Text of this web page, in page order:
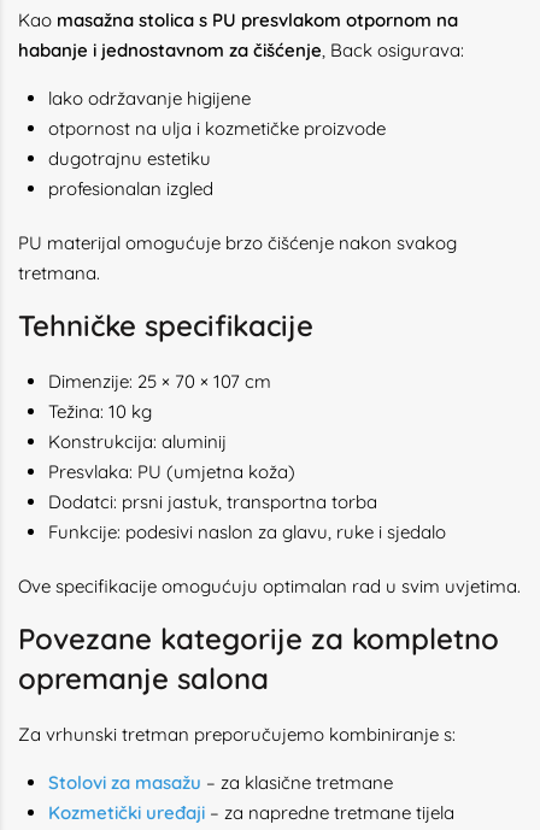
Kao masažna stolica s PU presvlakom otpornom na
habanje i jednostavnom za čišćenje, Back osigurava:
lako održavanje higijene
otpornost na ulja i kozmetičke proizvode
dugotrajnu estetiku
profesionalan izgled
PU materijal omogućuje brzo čišćenje nakon svakog
tretmana.
Tehničke specifikacije
Dimenzije: 25 × 70 × 107 cm
Težina: 10 kg
Konstrukcija: aluminij
Presvlaka: PU (umjetna koža)
Dodatci: prsni jastuk, transportna torba
Funkcije: podesivi naslon za glavu, ruke i sjedalo
Ove specifikacije omogućuju optimalan rad u svim uvjetima.
Povezane kategorije za kompletno
opremanje salona
Za vrhunski tretman preporučujemo kombiniranje s:
Stolovi za masažu – za klasične tretmane
Kozmetički uređaji – za napredne tretmane tijela